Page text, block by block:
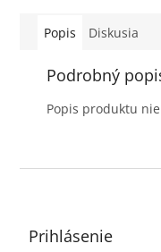
spotreba jednotky
Popis Diskusia
Podrobný
Popis produktu
Prihlásenie